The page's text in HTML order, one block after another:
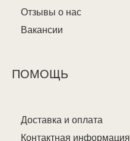
Отзывы о нас
Вакансии
ПОМОЩЬ
Доставка и оплата
Контактная информация